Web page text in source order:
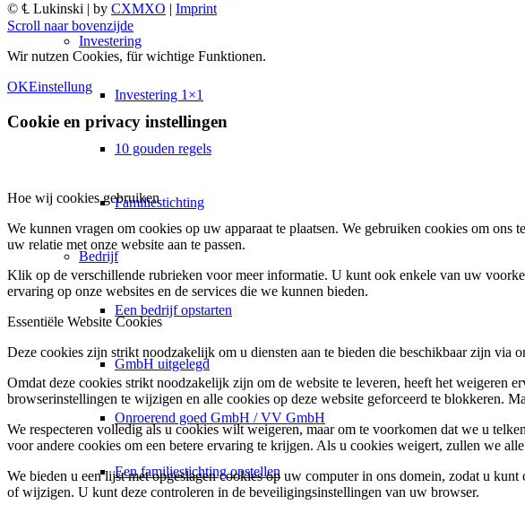
Investering
Investering 1×1
10 gouden regels
Familiestichting
Bedrijf
Een bedrijf opstarten
GmbH uitgelegd
Onroerend goed GmbH / VV GmbH
Een familiestichting opstellen
© ℄ Lukinski | by CXMXO | Imprint
Scroll naar bovenzijde
Wir nutzen Cookies, für wichtige Funktionen.
OKEinstellung
Cookie en privacy instellingen
Hoe wij cookies gebruiken
We kunnen vragen om cookies op uw apparaat te plaatsen. We gebruiken cookies om
uw relatie met onze website aan te passen.
Klik op de verschillende rubrieken voor meer informatie. U kunt ook enkele van uw
ervaring op onze websites en de services die we kunnen bieden.
Essentiële Website Cookies
Deze cookies zijn strikt noodzakelijk om u diensten aan te bieden die beschikbaar zijn via
Omdat deze cookies strikt noodzakelijk zijn om de website te leveren, heeft het
browserinstellingen te wijzigen en alle cookies op deze website geforceerd te blokkeren.
We respecteren volledig als u cookies wilt weigeren, maar om te voorkomen dat we u
voor andere cookies om een betere ervaring te krijgen. Als u cookies weigert, zullen we
We bieden u een lijst met opgeslagen cookies op uw computer in ons domein, zodat u
of wijzigen. U kunt deze controleren in de beveiligingsinstellingen van uw browser.